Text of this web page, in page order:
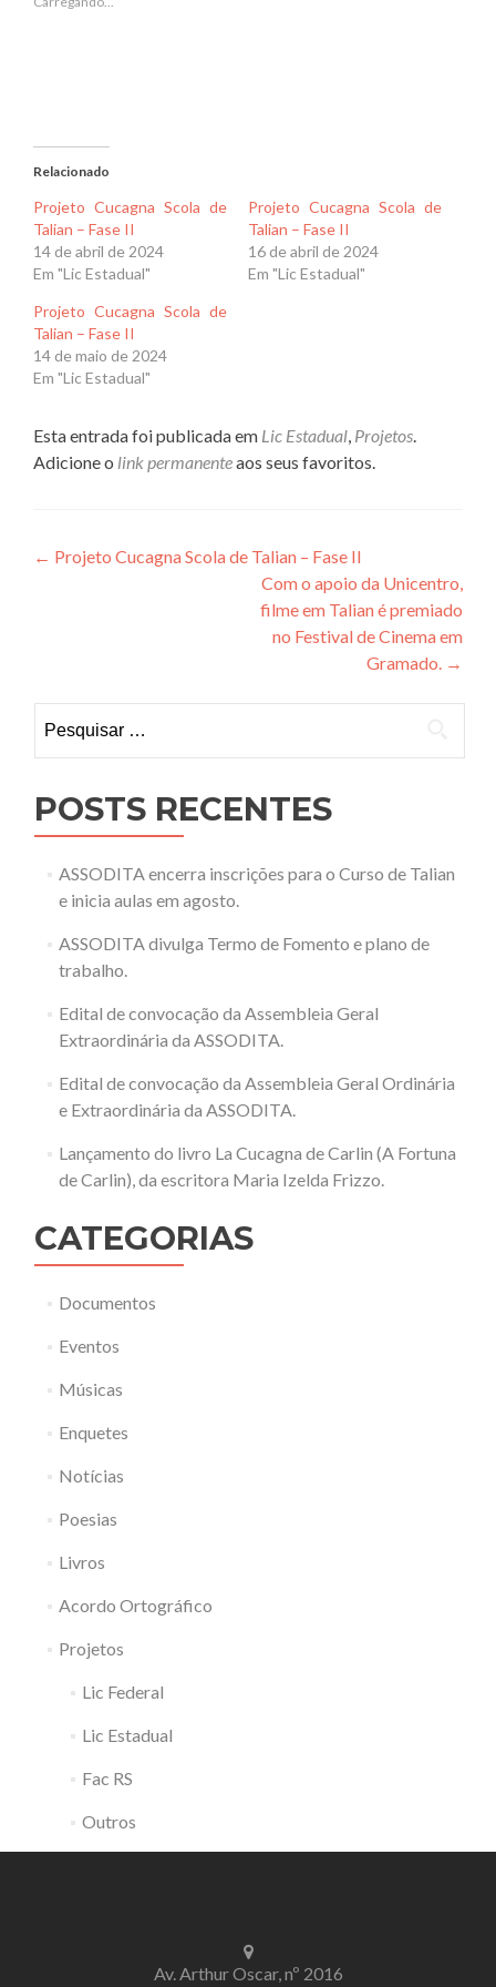
Relacionado
Projeto Cucagna Scola de
Talian – Fase II
14 de abril de 2024
Em "Lic Estadual"
Projeto Cucagna Scola de
Talian – Fase II
16 de abril de 2024
Em "Lic Estadual"
Projeto Cucagna Scola de
Talian – Fase II
14 de maio de 2024
Em "Lic Estadual"
Esta entrada foi publicada em Lic Estadual, Projetos.
Adicione o link permanenteaos seus favoritos.
Navegação
← Projeto Cucagna Scola de Talian – Fase II
Com o apoio da Unicentro,
filme em Talian é premiado
no Festival de Cinema em
Gramado. →
por:
POSTS RECENTES
ASSODITA encerra inscrições para o Curso de Talian
e inicia aulas em agosto.
ASSODITA divulga Termo de Fomento e plano de
trabalho.
Edital de convocação da Assembleia Geral
Extraordinária da ASSODITA.
Edital de convocação da Assembleia Geral Ordinária
e Extraordinária da ASSODITA.
Lançamento do livro La Cucagna de Carlin (A Fortuna
de Carlin), da escritora Maria Izelda Frizzo.
CATEGORIAS
Documentos
Eventos
Músicas
Enquetes
Notícias
Poesias
Livros
Acordo Ortográfico
Projetos
Lic Federal
Lic Estadual
Fac RS
Outros
Av. Arthur Oscar, nº 2016